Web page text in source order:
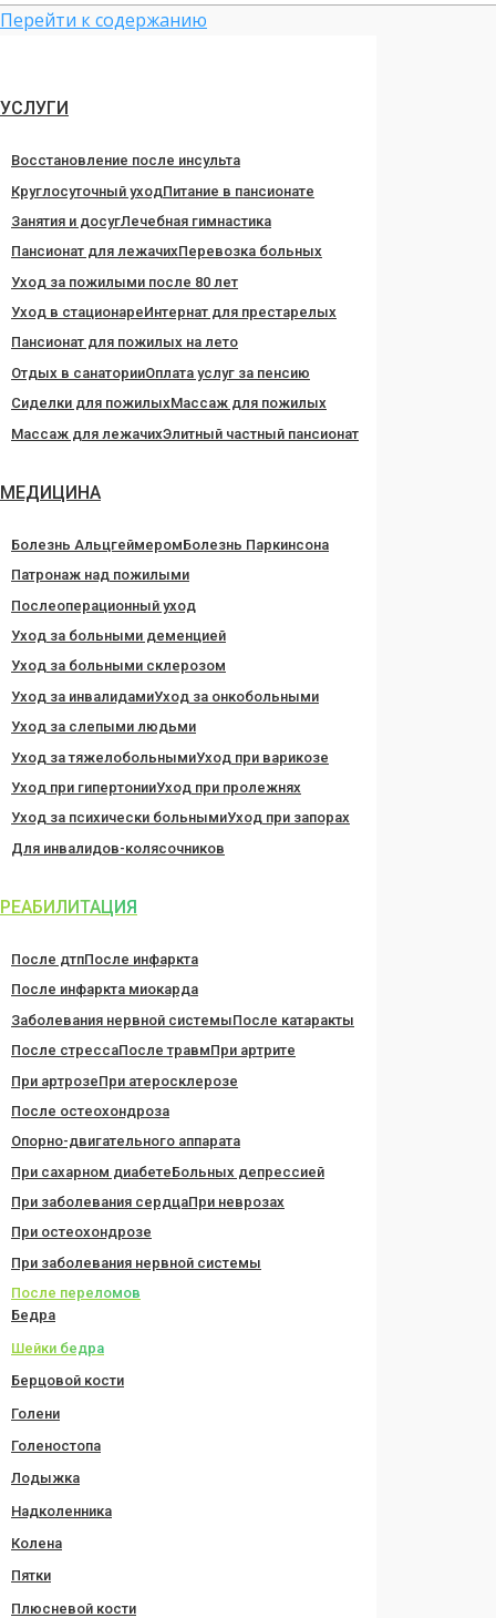
Перейти к содержанию
УСЛУГИ
Восстановление после инсульта
Круглосуточный уходПитание в пансионате
Занятия и досугЛечебная гимнастика
Пансионат для лежачихПеревозка больных
Уход за пожилыми после 80 лет
Уход в стационареИнтернат для престарелых
Пансионат для пожилых на лето
Отдых в санаторииОплата услуг за пенсию
Сиделки для пожилыхМассаж для пожилых
Массаж для лежачихЭлитный частный пансионат
МЕДИЦИНА
Болезнь АльцгеймеромБолезнь Паркинсона
Патронаж над пожилыми
Послеоперационный уход
Уход за больными деменцией
Уход за больными склерозом
Уход за инвалидамиУход за онкобольными
Уход за слепыми людьми
Уход за тяжелобольнымиУход при варикозе
Уход при гипертонииУход при пролежнях
Уход за психически больнымиУход при запорах
Для инвалидов-колясочников
РЕАБИЛИТАЦИЯ
После дтпПосле инфаркта
После инфаркта миокарда
Заболевания нервной системыПосле катаракты
После стрессаПосле травмПри артрите
При артрозеПри атеросклерозе
После остеохондроза
Опорно-двигательного аппарата
При сахарном диабетеБольных депрессией
При заболевания сердцаПри неврозах
При остеохондрозе
При заболевания нервной системы
После переломов
Бедра
Шейки бедра
Берцовой кости
Голени
Голеностопа
Лодыжка
Надколенника
Колена
Пятки
Плюсневой кости